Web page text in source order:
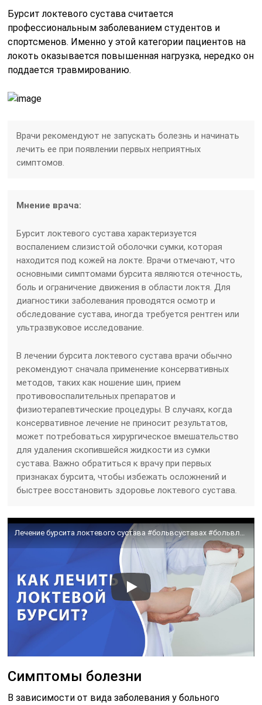
Бурсит локтевого сустава считается
профессиональным заболеванием студентов и
спортсменов. Именно у этой категории пациентов на
локоть оказывается повышенная нагрузка, нередко он
поддается травмированию.
Врачи рекомендуют не запускать болезнь и начинать
лечить ее при появлении первых неприятных
симптомов.
Мнение врача:
Бурсит локтевого сустава характеризуется
воспалением слизистой оболочки сумки, которая
находится под кожей на локте. Врачи отмечают, что
основными симптомами бурсита являются отечность,
боль и ограничение движения в области локтя. Для
диагностики заболевания проводятся осмотр и
обследование сустава, иногда требуется рентген или
ультразвуковое исследование.
В лечении бурсита локтевого сустава врачи обычно
рекомендуют сначала применение консервативных
методов, таких как ношение шин, прием
противовоспалительных препаратов и
физиотерапевтические процедуры. В случаях, когда
консервативное лечение не приносит результатов,
может потребоваться хирургическое вмешательство
для удаления скопившейся жидкости из сумки
сустава. Важно обратиться к врачу при первых
признаках бурсита, чтобы избежать осложнений и
быстрее восстановить здоровье локтевого сустава.
Лечение бурсита локтевого сустава #больвсуставах #больвлокте #бурсит #zdravclinic
Симптомы болезни
В зависимости от вида заболевания у больного